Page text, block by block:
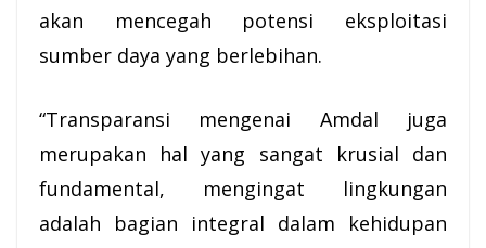
akan mencegah potensi eksploitasi
sumber daya yang berlebihan.
“Transparansi mengenai Amdal juga
merupakan hal yang sangat krusial dan
fundamental, mengingat lingkungan
adalah bagian integral dalam kehidupan